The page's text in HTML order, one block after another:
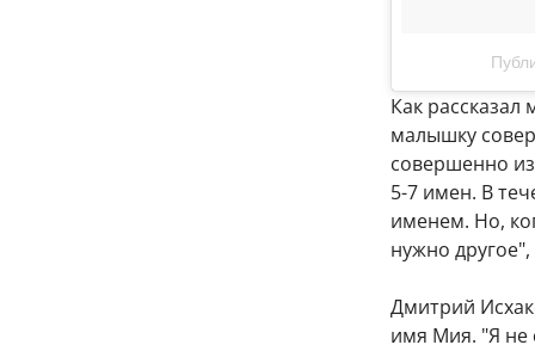
Как
малышку
совершенно
5-7 имен. В
именем. Но,
нужно
Дмитрий
имя Мия. "Я не